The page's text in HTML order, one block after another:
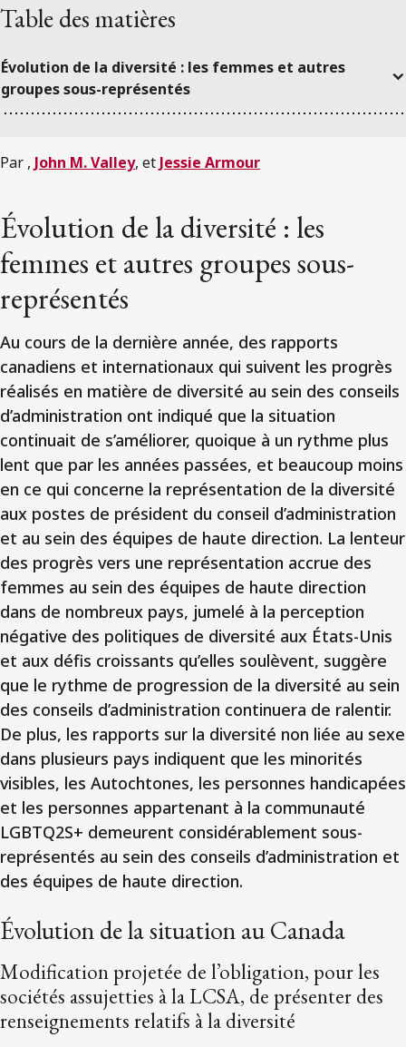
Table des matières
Évolution de la diversité : les femmes et autres
groupes sous-représentés
Par , John M. Valley, et Jessie Armour
Évolution de la diversité : les
femmes et autres groupes sous-
représentés
Au cours de la dernière année, des rapports
canadiens et internationaux qui suivent les progrès
réalisés en matière de diversité au sein des conseils
d’administration ont indiqué que la situation
continuait de s’améliorer, quoique à un rythme plus
lent que par les années passées, et beaucoup moins
en ce qui concerne la représentation de la diversité
aux postes de président du conseil d’administration
et au sein des équipes de haute direction. La lenteur
des progrès vers une représentation accrue des
femmes au sein des équipes de haute direction
dans de nombreux pays, jumelé à la perception
négative des politiques de diversité aux États-Unis
et aux défis croissants qu’elles soulèvent, suggère
que le rythme de progression de la diversité au sein
des conseils d’administration continuera de ralentir.
De plus, les rapports sur la diversité non liée au sexe
dans plusieurs pays indiquent que les minorités
visibles, les Autochtones, les personnes handicapées
et les personnes appartenant à la communauté
LGBTQ2S+ demeurent considérablement sous-
représentés au sein des conseils d’administration et
des équipes de haute direction.
Évolution de la situation au Canada
Modification projetée de l’obligation, pour les
sociétés assujetties à la LCSA, de présenter des
renseignements relatifs à la diversité